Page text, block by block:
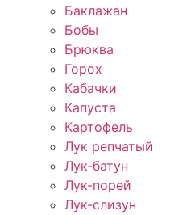
Баклажан
Бобы
Брюква
Горох
Кабачки
Капуста
Картофель
Лук репчатый
Лук-батун
Лук-порей
Лук-слизун